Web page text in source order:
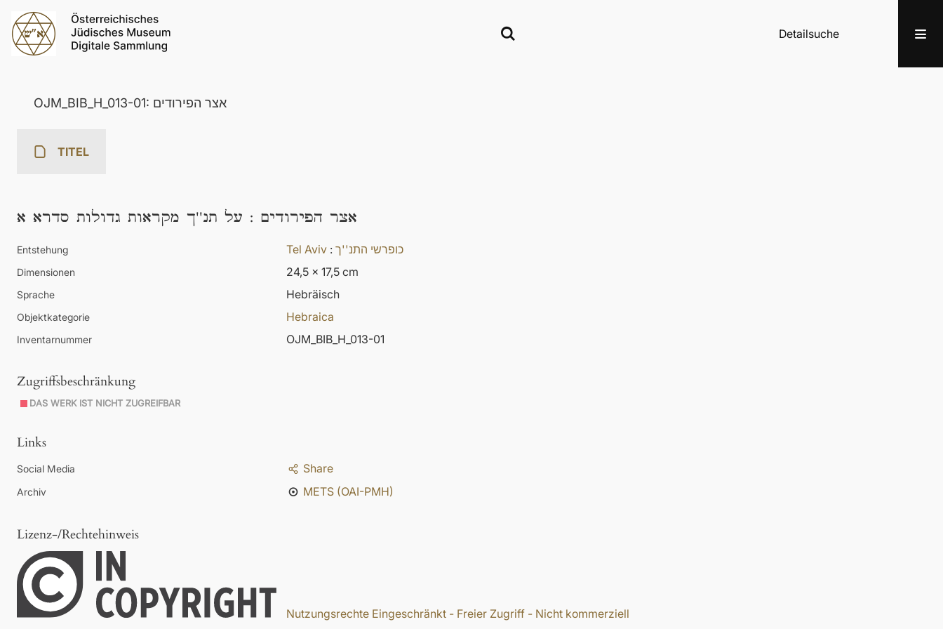
Detailsuche
OJM_BIB_H_013-01: אצר הפירודים
TITEL
אצר הפירודים : על תנ''ך מקראות גדולות סדרא א
Entstehung Tel Aviv : כופרשי התנ''ך
Dimensionen 24,5 x 17,5 cm
Sprache Hebräisch
Objektkategorie Hebraica
Inventarnummer OJM_BIB_H_013-01
Zugriffsbeschränkung
DAS WERK IST NICHT ZUGREIFBAR
Links
Social Media Share
Archiv METS (OAI-PMH)
Lizenz-/Rechtehinweis
Nutzungsrechte Eingeschränkt - Freier Zugriff - Nicht kommerziell